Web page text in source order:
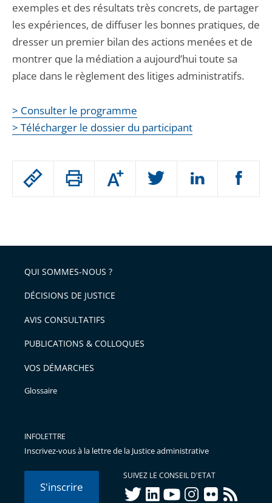
Passer
arriver
après
Augmenter
ou
l'article
pour
avant
exemples et des résultats très concrets, de partager
les expériences, de diffuser les bonnes pratiques, de
dresser un premier bilan des actions menées et de
montrer que la médiation a aujourd’hui toute sa
place dans le règlement des litiges administratifs.
> Consulter le programme
> Télécharger le dossier du participant
QUI SOMMES-NOUS ?
DÉCISIONS DE JUSTICE
AVIS CONSULTATIFS
PUBLICATIONS & COLLOQUES
VOS DÉMARCHES
Glossaire
INFOLETTRE
Inscrivez-vous à la lettre de la Justice administrative
S'inscrire
SUIVEZ LE CONSEIL D'ETAT
twitterlinkedInyoutubeinstagram
flickr rss